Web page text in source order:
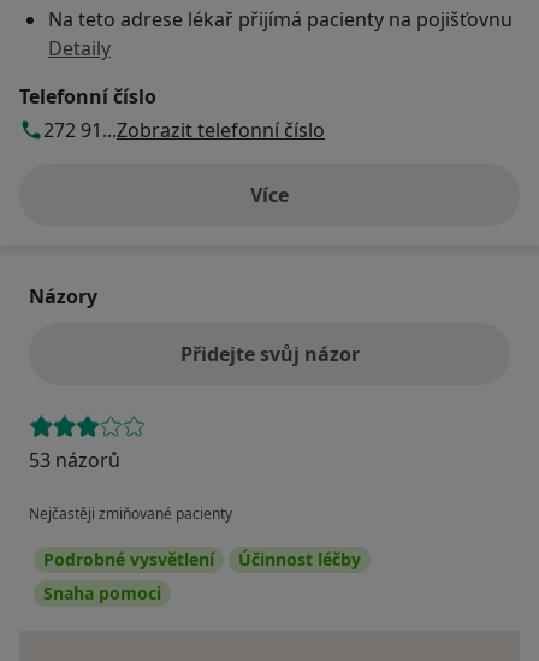
Na teto adrese lékař přijímá pacienty na pojišťovnu
Detaily
Telefonní číslo
272 91...Zobrazit telefonní číslo
Víceo adrese
Názory
Přidejte svůj názor
53 názorů
Nejčastěji zmiňované pacienty
Podrobné vysvětlení
Účinnost léčby
Snaha pomoci